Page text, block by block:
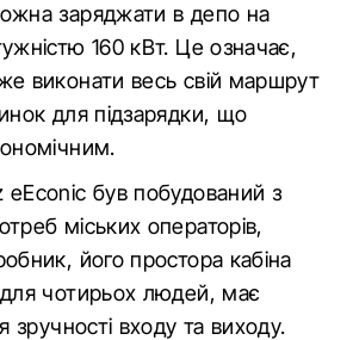
заряджати в депо на
160 кВт. Це означає,
виконати весь свій маршрут
для підзарядки, що
був побудований з
міських операторів,
його простора кабіна
чотирьох людей, має
зручності входу та виходу.